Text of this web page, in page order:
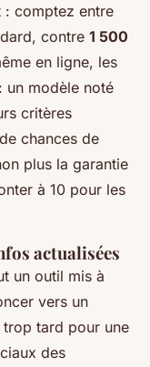
: comptez entre
contre 1 500
en ligne, les
un modèle noté
critères
chances de
plus la garantie
à 10 pour les
actualisées
un outil mis à
vers un
trop tard pour une
des